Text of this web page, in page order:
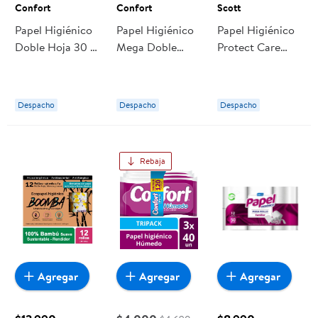
Confort
Papel Higiénico
Doble Hoja 30 M
Despacho
Confort
Papel Higiénico
Mega Doble
Despacho
Scott
Papel Higiénico
Protect Care
Scott
Despacho
Agregar
Rebaja
Agregar Agregar